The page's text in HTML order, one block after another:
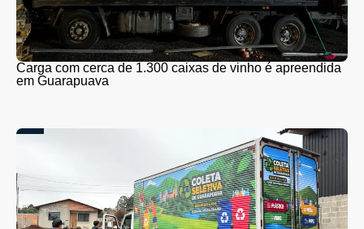
Carga com cerca de 1.300 caixas de vinho é apreendida
em Guarapuava